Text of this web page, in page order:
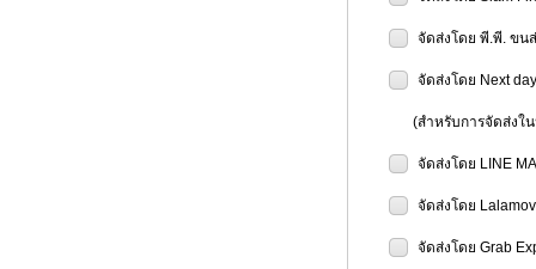
จัดส่งโดย พี.พี. ขน
จัดส่งโดย Next
(สำหรับการจัดส่งใน
จัดส่งโดย LINE
จัดส่งโดย
จัดส่งโดย Grab